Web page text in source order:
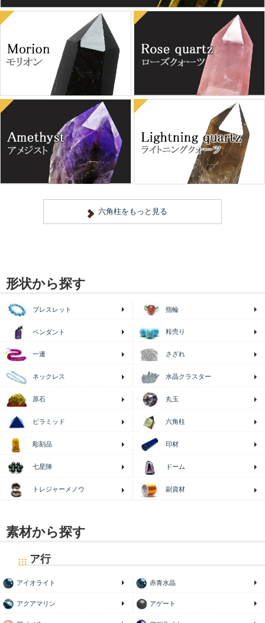
形状から探す
ブレスレット 指輪
ペンダント 粒売り
一連 さざれ
ネックレス 水晶クラスター
原石 丸玉
ピラミッド 六角柱
彫刻品 印材
七星陣 ドーム
トレジャーメノウ 副資材
素材から探す
ア行
アイオライト 赤青水晶
アクアマリン アゲート